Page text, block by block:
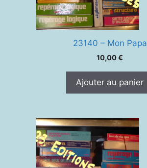
23140 – Mon Papa
10,00€
Ajouter au panier